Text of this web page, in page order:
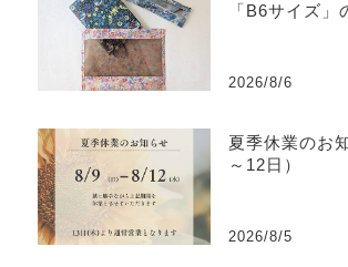
「B6サイズ」
2026/8/6
夏季休業のお
～12日）
2026/8/5